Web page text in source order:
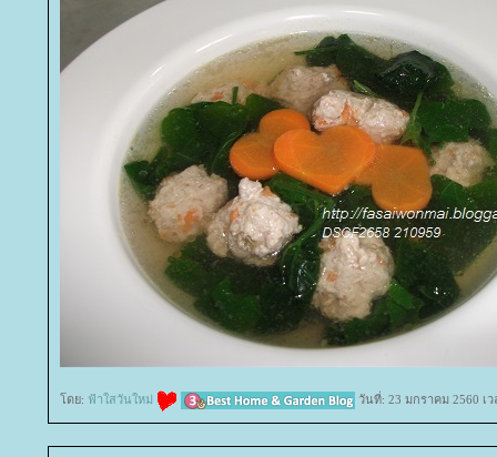
ดย: ฟ้าใสวันใหม่ วันที่: 23 มกราคม 2560 เ